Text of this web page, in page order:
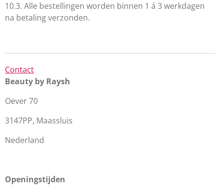
10.3. Alle bestellingen worden binnen 1 á 3 werkdagen
na betaling verzonden.
Contact
Beauty by Raysh
Oever 70
3147PP, Maassluis
Nederland
Openingstijden